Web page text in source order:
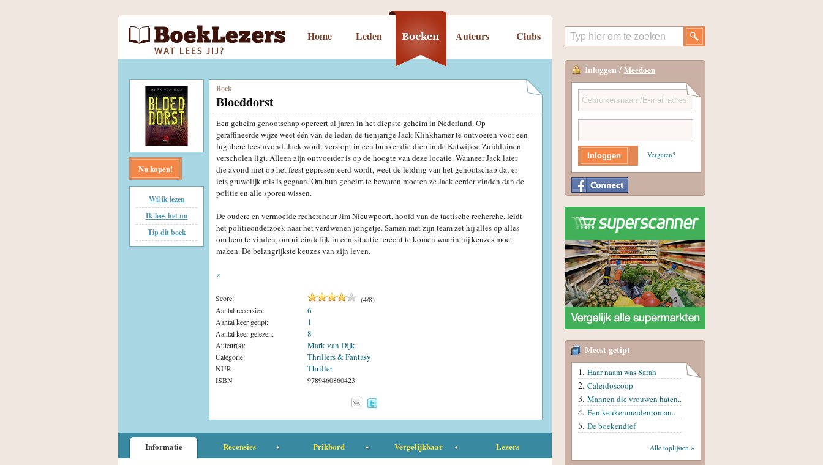
Home Leden Auteurs Clubs
Nu kopen!
Wil ik lezen
Ik lees het nu
Tip dit boek
Boek
Bloeddorst
Een geheim genootschap opereert al jaren in het diepste geheim in Nederland. Op
geraffineerde wijze weet één van de leden de tienjarige Jack Klinkhamer te ontvoeren voor een
lugubere feestavond. Jack wordt verstopt in een bunker die diep in de Katwijkse Zuidduinen
verscholen ligt. Alleen zijn ontvoerder is op de hoogte van deze locatie. Wanneer Jack later
die avond niet op het feest gepresenteerd wordt, weet de leiding van het genootschap dat er
iets gruwelijk mis is gegaan. Om hun geheim te bewaren moeten ze Jack eerder vinden dan de
politie en alle sporen wissen.
De oudere en vermoeide rechercheur Jim Nieuwpoort, hoofd van de tactische recherche, leidt
het politieonderzoek naar het verdwenen jongetje. Samen met zijn team zet hij alles op alles
om hem te vinden, om uiteindelijk in een situatie terecht te komen waarin hij keuzes moet
maken. De belangrijkste keuzes van zijn leven.
«
Score: (4/8)
Aantal recensies:
6
Aantal keer getipt: 1
Aantal keer gelezen: 8
Auteur(s): Mark van Dijk
Categorie: Thrillers & Fantasy
NUR Thriller
ISBN 9789460860423
Informatie Recensies Prikbord Vergelijkbaar Lezers
Inloggen / Meedoen
Vergeten?
Meest getipt
Haar naam was Sarah
Caleidoscoop
Mannen die vrouwen haten..
Een keukenmeidenroman..
De boekendief
Alle toplijsten »